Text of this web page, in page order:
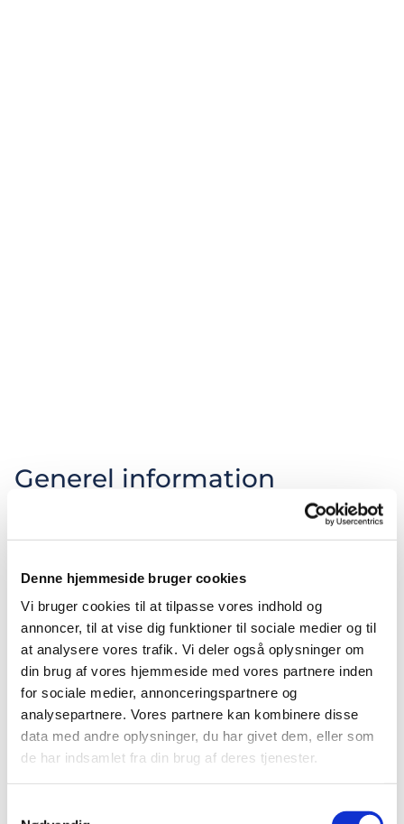
Denne hjemmeside bruger cookies
Vi bruger cookies til at tilpasse vores indhold og
annoncer, til at vise dig funktioner til sociale medier og til
at analysere vores trafik. Vi deler også oplysninger om
din brug af vores hjemmeside med vores partnere inden
for sociale medier, annonceringspartnere og
analysepartnere. Vores partnere kan kombinere disse
data med andre oplysninger, du har givet dem, eller som
de har indsamlet fra din brug af deres tjenester.
Generel information
Den store sal består faktisk af 3 mindre sale (sal A,
sal B og sal C i daglig tale).
Man kan leje alle salene som én samlet stor, smuk
Afhængigt af bordopstilling kan hver sal rumme
max 30 spisende gæster og ved foredrag o.lign.
anbefaler vi max 40 personer.
Vi har borde, stole, service og glas til ca. 100
personer.